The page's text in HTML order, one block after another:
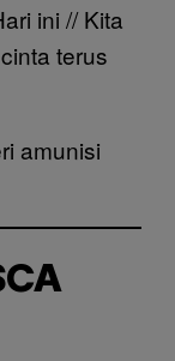
ini // Kita
terus
amunisi